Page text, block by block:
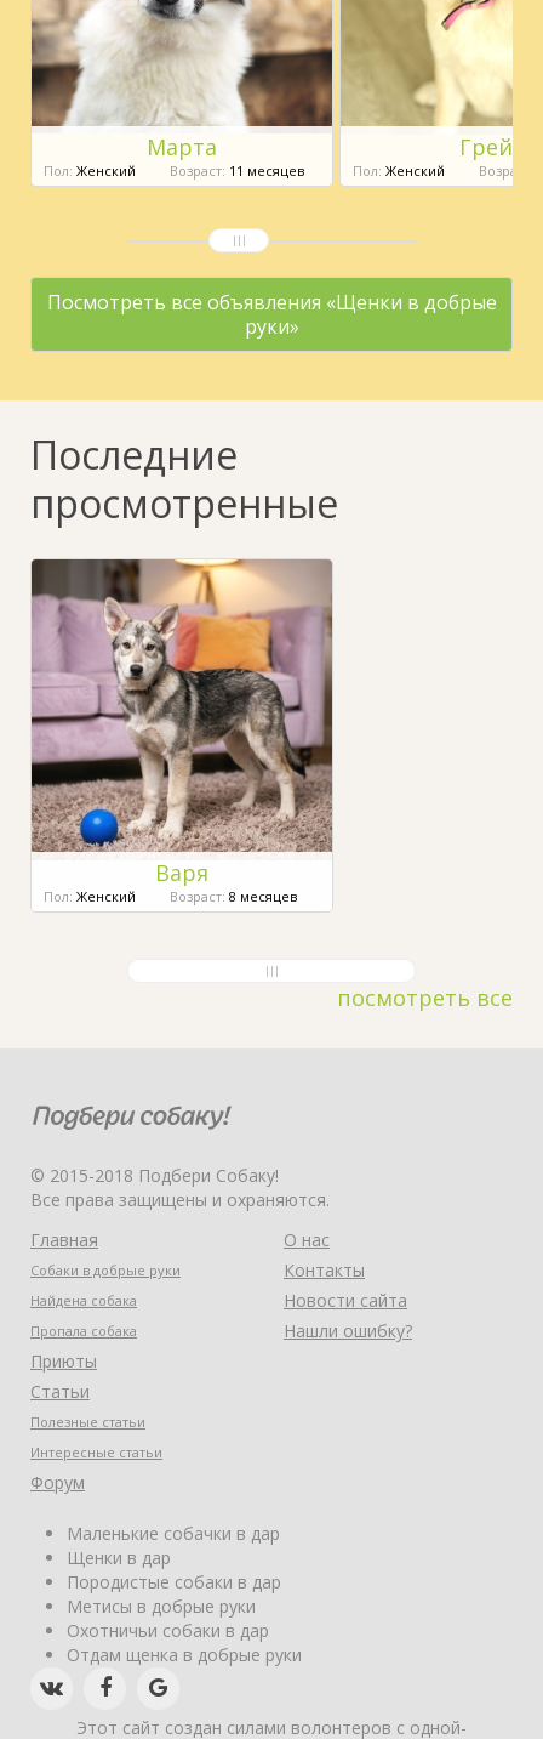
Марта
Пол: Женский Возраст: 11 месяцев
Грейс
Пол: Женский Возраст:
Посмотреть все объявления «Щенки в добрые
руки»
Последние
просмотренные
Варя
Пол: Женский Возраст: 8 месяцев
посмотреть все
© 2015-2018 Подбери Собаку!
Все права защищены и охраняются.
Главная
Собаки в добрые руки
Найдена собака
Пропала собака
Приюты
Статьи
Полезные статьи
Интересные статьи
Форум
О нас
Контакты
Новости сайта
Нашли ошибку?
Маленькие собачки в дар
Щенки в дар
Породистые собаки в дар
Метисы в добрые руки
Охотничьи собаки в дар
Отдам щенка в добрые руки
Этот сайт создан силами волонтеров с одной-